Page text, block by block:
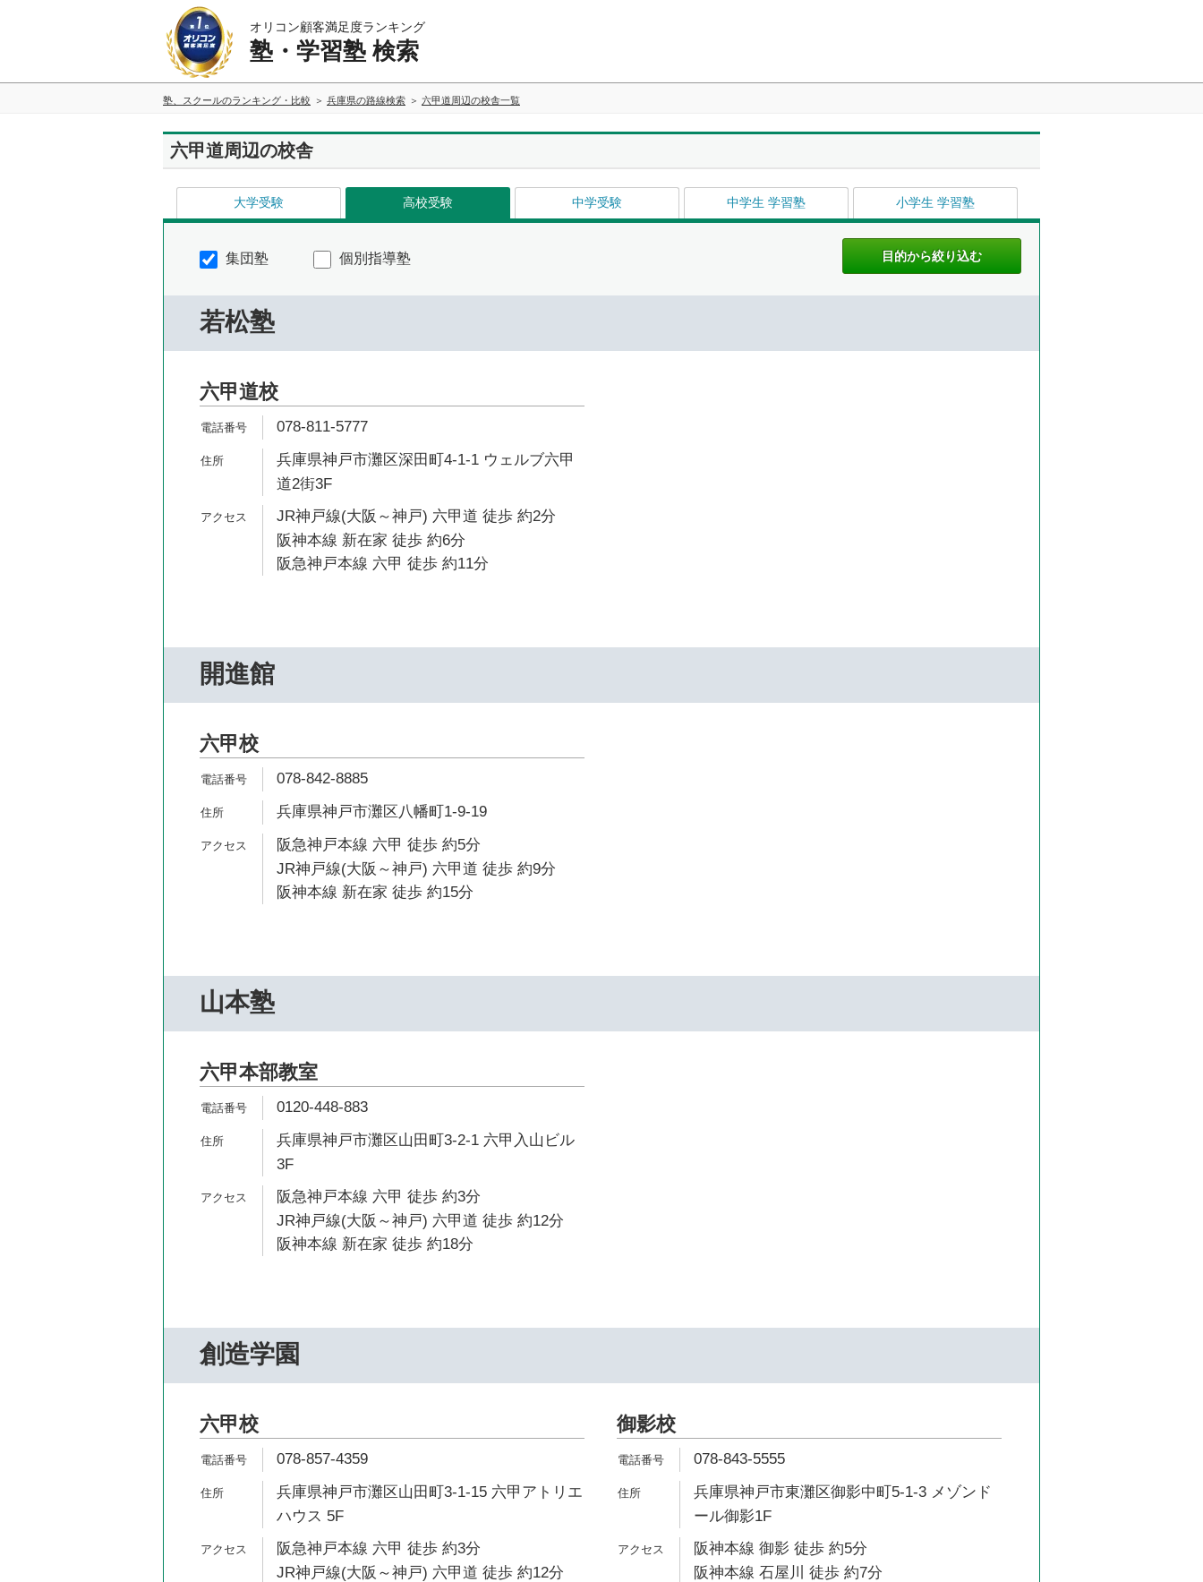
オリコン顧客満足度ランキング
塾・学習塾 検索
塾、スクールのランキング・比較 兵庫県の路線検索 六甲道周辺の校舎一覧
六甲道周辺の校舎
大学受験 高校受験 中学受験 中学生 学習塾 小学生 学習塾
集団塾 個別指導塾
若松塾
六甲道校
078-811-5777
兵庫県神戸市灘区深田町4-1-1 ウェルブ六甲
道2街3F
JR神戸線(大阪～神戸) 六甲道 徒歩 約2分
阪神本線 新在家 徒歩 約6分
阪急神戸本線 六甲 徒歩 約11分
開進館
六甲校
078-842-8885
兵庫県神戸市灘区八幡町1-9-19
阪急神戸本線 六甲 徒歩 約5分
JR神戸線(大阪～神戸) 六甲道 徒歩 約9分
阪神本線 新在家 徒歩 約15分
山本塾
六甲本部教室
0120-448-883
兵庫県神戸市灘区山田町3-2-1 六甲入山ビル
3F
阪急神戸本線 六甲 徒歩 約3分
JR神戸線(大阪～神戸) 六甲道 徒歩 約12分
阪神本線 新在家 徒歩 約18分
創造学園
六甲校
078-857-4359
兵庫県神戸市灘区山田町3-1-15 六甲アトリエ
ハウス 5F
阪急神戸本線 六甲 徒歩 約3分
JR神戸線(大阪～神戸) 六甲道 徒歩 約12分
御影校
078-843-5555
兵庫県神戸市東灘区御影中町5-1-3 メゾンド
ール御影1F
阪神本線 御影 徒歩 約5分
阪神本線 石屋川 徒歩 約7分